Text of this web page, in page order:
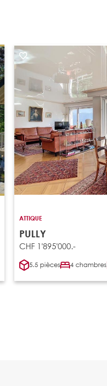
ATTIQUE
PULLY
CHF 1'895'000.-
5.5 pièces 4 chambres